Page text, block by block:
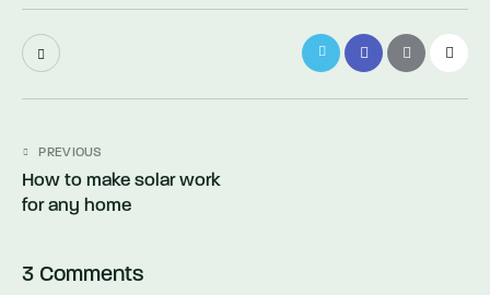
Post
navigation
PREVIOUS
How to make solar work
for any home
3 Comments